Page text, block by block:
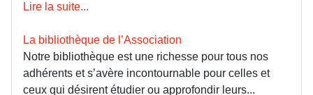
Lire la suite...
La bibliothèque de l’Association
Notre bibliothèque est une richesse pour tous nos
adhérents et s’avère incontournable pour celles et
ceux qui désirent étudier ou approfondir leurs...